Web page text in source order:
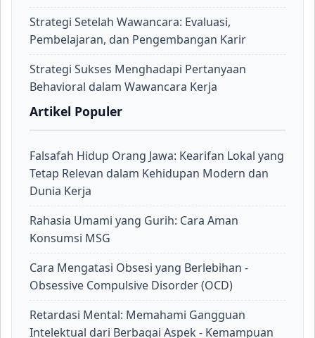
Strategi Setelah Wawancara: Evaluasi,
Pembelajaran, dan Pengembangan Karir
Strategi Sukses Menghadapi Pertanyaan
Behavioral dalam Wawancara Kerja
Artikel Populer
Falsafah Hidup Orang Jawa: Kearifan Lokal yang
Tetap Relevan dalam Kehidupan Modern dan
Dunia Kerja
Rahasia Umami yang Gurih: Cara Aman
Konsumsi MSG
Cara Mengatasi Obsesi yang Berlebihan -
Obsessive Compulsive Disorder (OCD)
Retardasi Mental: Memahami Gangguan
Intelektual dari Berbagai Aspek - Kemampuan